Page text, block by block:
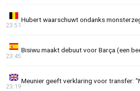
Hubert waarschuwt ondanks
23:51
Bisiwu maakt debuut voor Barça (een
23:45
Meunier geeft verklaring voor transfer:
23:19